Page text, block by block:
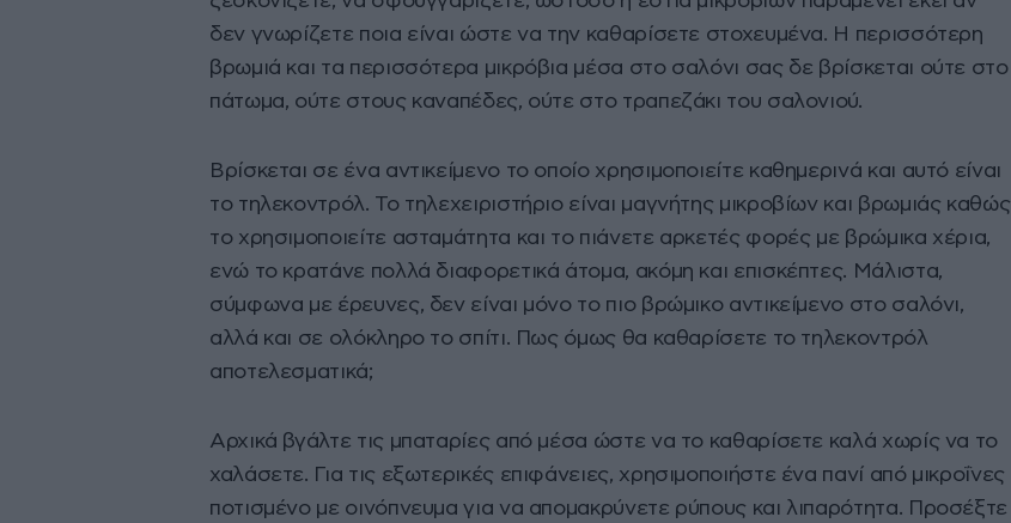
δεν γνωρίζετε ποια είναι ώστε να την καθαρίσετε στοχευμένα. Η περισσότερη
βρωμιά και τα περισσότερα μικρόβια μέσα στο σαλόνι σας δε βρίσκεται ούτε στο
πάτωμα, ούτε στους καναπέδες, ούτε στο τραπεζάκι του σαλονιού.
Βρίσκεται σε ένα αντικείμενο το οποίο χρησιμοποιείτε καθημερινά και αυτό είναι
το τηλεκοντρόλ. Το τηλεχειριστήριο είναι μαγνήτης μικροβίων και βρωμιάς καθώς
το χρησιμοποιείτε ασταμάτητα και το πιάνετε αρκετές φορές με βρώμικα χέρια,
ενώ το κρατάνε πολλά διαφορετικά άτομα, ακόμη και επισκέπτες. Μάλιστα,
σύμφωνα με έρευνες, δεν είναι μόνο το πιο βρώμικο αντικείμενο στο σαλόνι,
αλλά και σε ολόκληρο το σπίτι. Πως όμως θα καθαρίσετε το τηλεκοντρόλ
αποτελεσματικά;
Αρχικά βγάλτε τις μπαταρίες από μέσα ώστε να το καθαρίσετε καλά χωρίς να το
χαλάσετε. Για τις εξωτερικές επιφάνειες, χρησιμοποιήστε ένα πανί από μικροΐνες
ποτισμένο με οινόπνευμα για να απομακρύνετε ρύπους και λιπαρότητα. Προσέξτε